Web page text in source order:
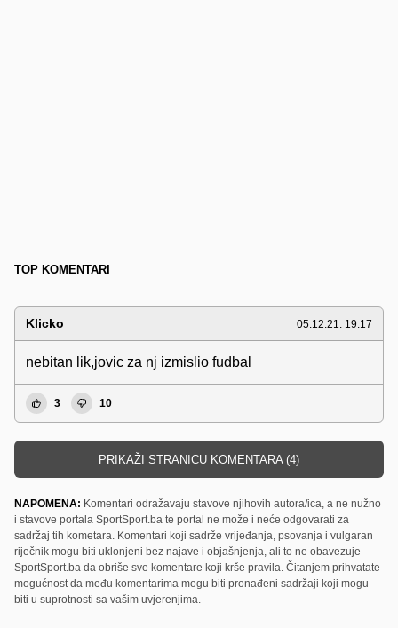
TOP KOMENTARI
Klicko 05.12.21. 19:17
nebitan lik,jovic za nj izmislio fudbal
3 10
PRIKAŽI STRANICU KOMENTARA (4)
NAPOMENA: Komentari odražavaju stavove njihovih autora/ica, a ne nužno
i stavove portala SportSport.ba te portal ne može i neće odgovarati za
sadržaj tih kometara. Komentari koji sadrže vrijeđanja, psovanja i vulgaran
riječnik mogu biti uklonjeni bez najave i objašnjenja, ali to ne obavezuje
SportSport.ba da obriše sve komentare koji krše pravila. Čitanjem prihvatate
mogućnost da među komentarima mogu biti pronađeni sadržaji koji mogu
biti u suprotnosti sa vašim uvjerenjima.